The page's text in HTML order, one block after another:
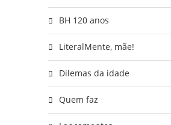
BH 120 anos
LiteralMente, mãe!
Dilemas da idade
Quem faz